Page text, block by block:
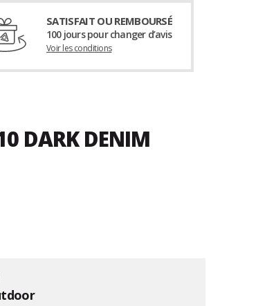
SATISFAIT OU REMBOURSÉ
100 jours pour changer d’avis
Voir les conditions
DARK DENIM